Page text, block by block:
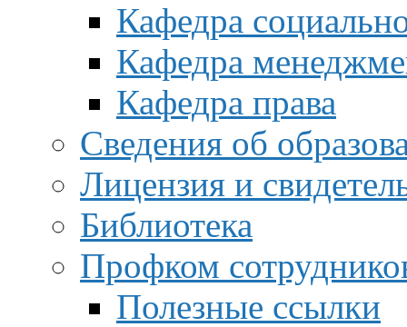
Кафедра
Кафедра
Кафедра права
Сведения об
Лицензия и
Библиотека
Профком
Полезные ссылки